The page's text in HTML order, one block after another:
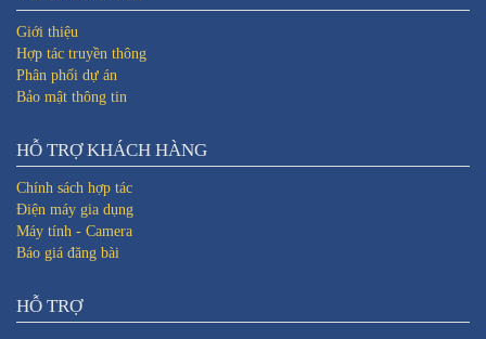
Giới thiệu
Hợp tác truyền thông
Phân phối dự án
Bảo mật thông tin
HỖ TRỢ KHÁCH HÀNG
Chính sách hợp tác
Điện máy gia dụng
Máy tính - Camera
Báo giá đăng bài
HỖ TRỢ